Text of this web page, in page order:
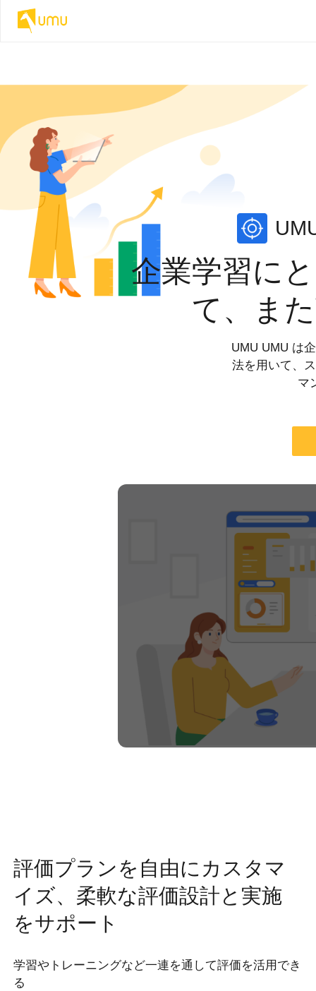
企業学習に
て、ま
UMU UMU は
法を用いて、
マ
評価プランを自由にカスタマ
イズ、柔軟な評価設計と実施
をサポート
学習やトレーニングなど一連を通して評価を活用でき
る